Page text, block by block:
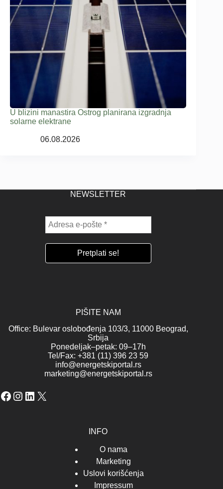
U blizini manastira Ostrog planirana izgradnja
solarne elektrane
06.08.2026
NEWSLETTER
PIŠITE NAM
Office: Bulevar oslobođenja 103/3, 11000 Beograd,
Srbija
Ponedeljak–petak: 09–17h
Tel/Fax: +381 (11) 396 23 59
info@energetskiportal.rs
marketing@energetskiportal.rs
Facebook
Instagram
LinkedIn
X
INFO
O nama
Marketing
Uslovi korišćenja
Impressum